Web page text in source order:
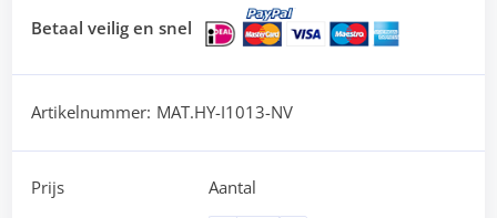
Betaal veilig en snel
Artikelnummer: MAT.HY-I1013-NV
Prijs
Aantal